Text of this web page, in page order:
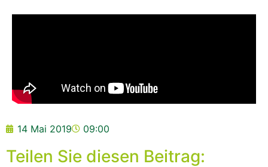
14 Mai 2019 09:00
Teilen Sie diesen Beitrag: